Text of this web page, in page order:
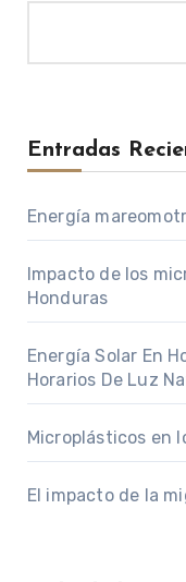
Entradas
Energía
Impacto de los
Honduras
Energía Solar En
Horarios De Luz
Microplásticos en
El impacto de la